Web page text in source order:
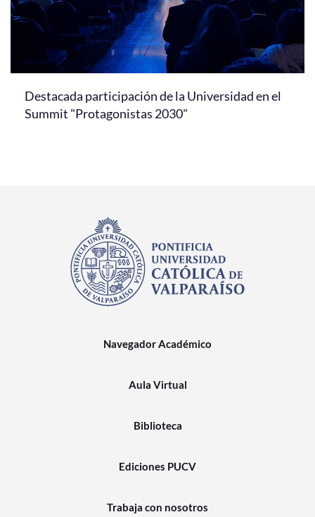
Destacada participación de la Universidad en el
Summit "Protagonistas 2030"
Navegador Académico
Aula Virtual
Biblioteca
Ediciones PUCV
Trabaja con nosotros